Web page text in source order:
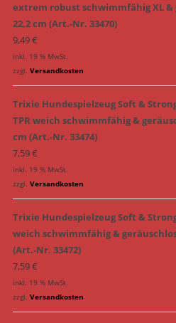
extrem robust schwimmfähig XL &
22,2 cm (Art.-Nr. 33470)
9,49€
inkl. 19 % MwSt.
zzgl. Versandkosten
Trixie Hundespielzeug Soft &
TPR weich schwimmfähig &
cm (Art.-Nr. 33474)
7,59€
inkl. 19 % MwSt.
zzgl. Versandkosten
Trixie Hundespielzeug Soft &
weich schwimmfähig &
(Art.-Nr. 33472)
7,59€
inkl. 19 % MwSt.
zzgl. Versandkosten